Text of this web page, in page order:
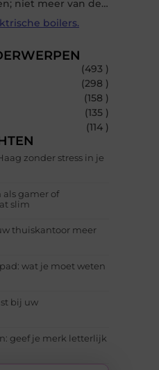
Fossiele brandstoffen; niet meer van deze tijd…
boilers.
(493 )
(298 )
(158 )
(135 )
(114 )
zonder stress in je
als gamer of
slim
thuiskantoor meer
wat je moet weten
bij uw
geef je merk letterlijk